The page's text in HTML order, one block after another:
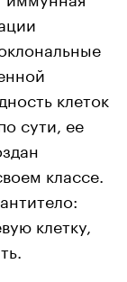
клеток
сути, ее
классе.
клетку,